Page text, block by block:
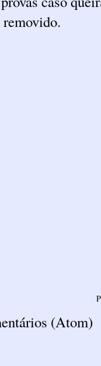
removido.
(Atom)